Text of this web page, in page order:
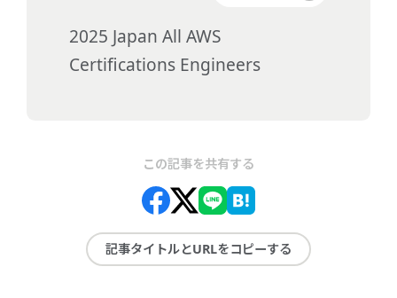
2025 Japan All AWS
Certifications Engineers
この記事を共有する
記事タイトルとURLをコピーする